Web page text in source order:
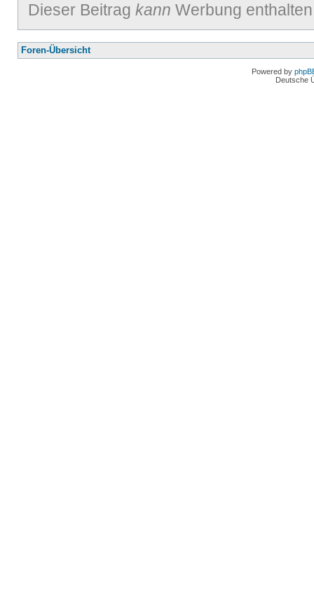
Dieser Beitrag kann Werbung
Foren-Übersicht
Powered by
Deutsche